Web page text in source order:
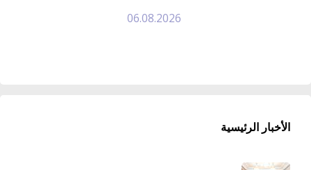
06.08.2026
الأخبار الرئيسية